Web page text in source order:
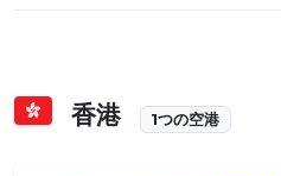
香港 1つの空港